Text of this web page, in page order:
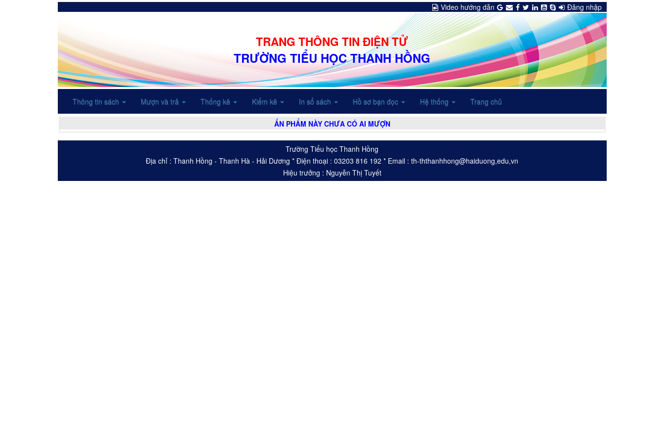
Video hướng dẫn Đăng nhập
TRANG THÔNG TIN ĐIỆN TỬ
TRƯỜNG TIỂU HỌC THANH HỒNG
Thông tin sách Mượn và trả Thống kê Kiểm kê In sổ sách Hồ sơ bạn đọc Hệ thống Trang chủ
ẤN PHẨM NÀY CHƯA CÓ AI MƯỢN
Trường Tiểu học Thanh Hồng
Địa chỉ : Thanh Hồng - Thanh Hà - Hải Dương * Điện thoại : 03203 816 192 * Email : th-ththanhhong@haiduong,edu,vn
Hiệu trưởng : Nguyễn Thị Tuyết